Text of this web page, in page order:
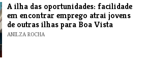
A ilha das oportunidades: facilidade
em encontrar emprego atrai jovens
de outras ilhas para Boa Vista
ANILZA ROCHA